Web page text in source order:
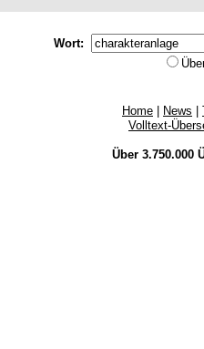
Wort:
Home News
Volltext-
Über 3.750.000